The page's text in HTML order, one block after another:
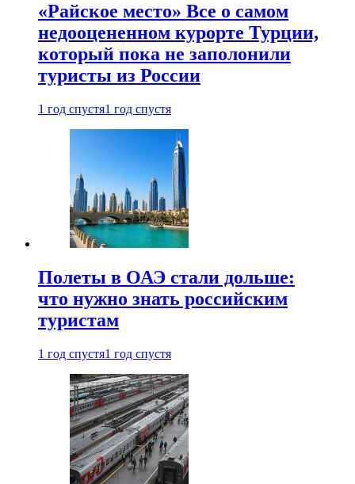
«Райское место» Все о самом
недооцененном курорте Турции,
который пока не заполонили
туристы из России
1 год спустя1 год спустя
Полеты в ОАЭ стали дольше:
что нужно знать российским
туристам
1 год спустя1 год спустя